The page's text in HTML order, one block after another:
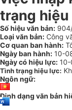
trạng
Số hiệu văn bản:
Loại văn bản: Công
Cơ quan ban hành:
Ngày ban hành: 10-
Ngày có hiệu lực:
Tình trạng hiệu lực:
Ngôn ngữ:
Định dạng văn bản